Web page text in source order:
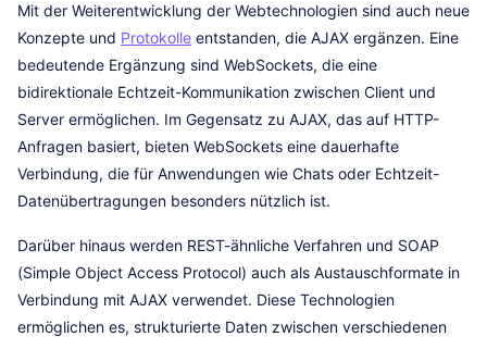
Mit der Weiterentwicklung der Webtechnologien sind auch neue
Konzepte und Protokolle entstanden, die AJAX ergänzen. Eine
bedeutende Ergänzung sind WebSockets, die eine
bidirektionale Echtzeit-Kommunikation zwischen Client und
Server ermöglichen. Im Gegensatz zu AJAX, das auf HTTP-
Anfragen basiert, bieten WebSockets eine dauerhafte
Verbindung, die für Anwendungen wie Chats oder Echtzeit-
Datenübertragungen besonders nützlich ist.
Darüber hinaus werden REST-ähnliche Verfahren und SOAP
(Simple Object Access Protocol) auch als Austauschformate in
Verbindung mit AJAX verwendet. Diese Technologien
ermöglichen es, strukturierte Daten zwischen verschiedenen